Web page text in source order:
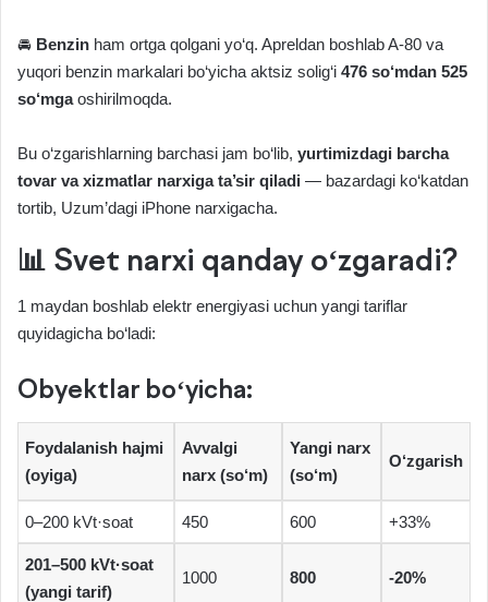
🚘 Benzin ham ortga qolgani yo‘q. Apreldan boshlab A-80 va
yuqori benzin markalari bo‘yicha aktsiz solig‘i 476 so‘mdan 525
so‘mgaoshirilmoqda.
Bu o‘zgarishlarning barchasi jam bo‘lib, yurtimizdagi barcha
tovar va xizmatlar narxiga ta’sir qiladi — bazardagi ko‘katdan
tortib, Uzum’dagi iPhone narxigacha.
📊 Svet narxi qanday o‘zgaradi?
1 maydan boshlab elektr energiyasi uchun yangi tariflar
quyidagicha bo‘ladi:
Obyektlar bo‘yicha:
Foydalanish hajmi
(oyiga)
Avvalgi
narx (so‘m)
Yangi narx
(so‘m)
O‘zgarish
0–200 kVt·soat 450 600 +33%
201–500 kVt·soat
(yangi tarif)
1000 800 -20%